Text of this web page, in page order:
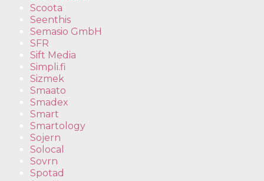
Scoota
Seenthis
Semasio GmbH
SFR
Sift Media
Simpli.fi
Sizmek
Smaato
Smadex
Smart
Smartology
Sojern
Solocal
Sovrn
Spotad